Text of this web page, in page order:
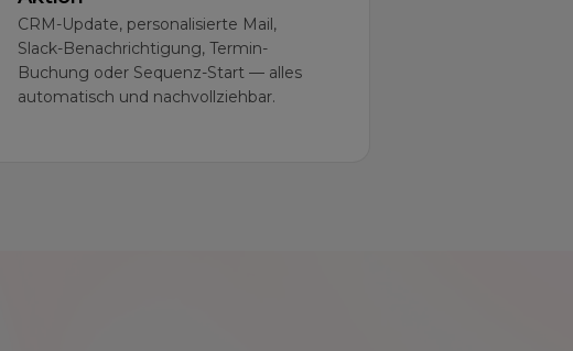
CRM-Update, personalisierte Mail,
Slack-Benachrichtigung, Termin-
Buchung oder Sequenz-Start — alles
automatisch und nachvollziehbar.